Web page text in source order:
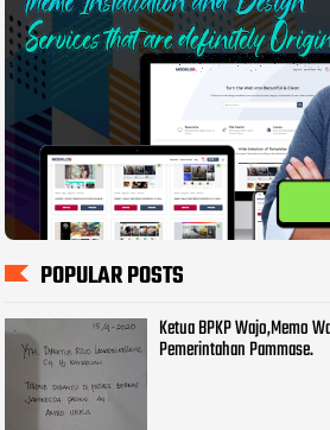
POPULAR POSTS
Ketua BPKP Wajo,Memo
Pemerintahan Pammase.